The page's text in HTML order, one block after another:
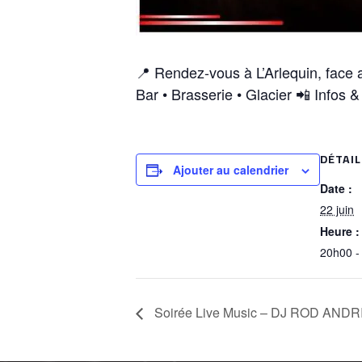
📍 Rendez-vous à L’Arlequin,
Bar • Brasserie • Glacier 📲 Infos
Ajouter au calendrier
Date :
22 juin
Heure :
20h00
Soirée Live Music – DJ ROD